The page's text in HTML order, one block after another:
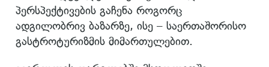
პერსპექტივების გაჩენა როგორც
ადგილობრივ ბაზარზე, ისე – საერთაშორისო
გასტროტურიზმის მიმართულებით.